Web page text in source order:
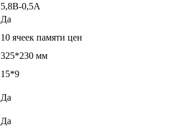
5,8В-0,5А
Да
10 ячеек памяти цен
325*230 мм
15*9
Да
Да